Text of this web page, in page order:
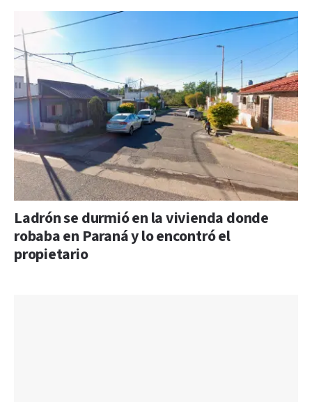
Ladrón se durmió en la vivienda donde
robaba en Paraná y lo encontró el
propietario